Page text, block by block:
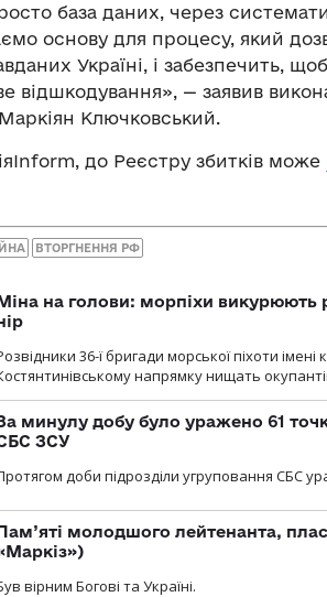
база даних, через
основу для процесу, який
Україні, і забезпечить,
відшкодування», — заявив
Ключковський.
до Реєстру збитків може
ВТОРГНЕННЯ РФ
на голови: морпіхи викурюють
36-ї бригади морської піхоти
напрямку нищать
минулу добу було уражено 61
ЗСУ
доби підрозділи угруповання СБС
молодшого лейтенанта,
вірним Богові та Україні.